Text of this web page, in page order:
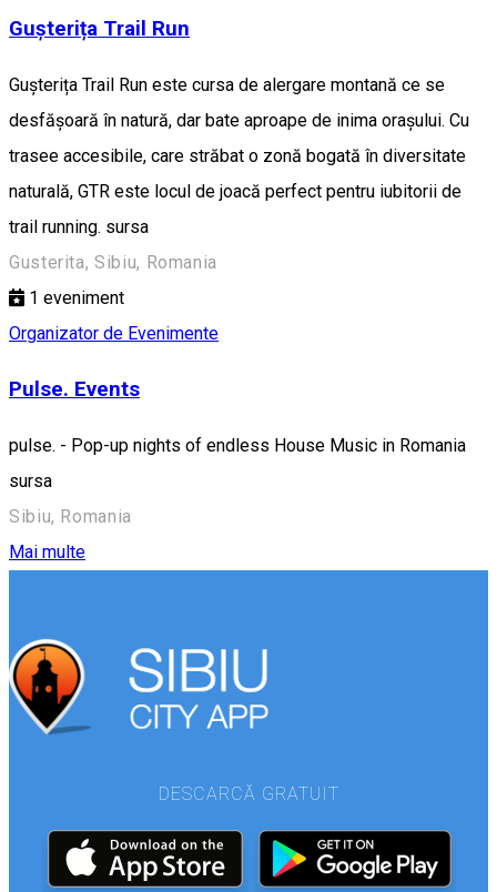
Gușterița Trail Run
Gușterița Trail Run este cursa de alergare montană ce se
desfășoară în natură, dar bate aproape de inima orașului. Cu
trasee accesibile, care străbat o zonă bogată în diversitate
naturală, GTR este locul de joacă perfect pentru iubitorii de
trail running. sursa
Gusterita, Sibiu, Romania
1 eveniment
Organizator de Evenimente
Pulse. Events
pulse. - Pop-up nights of endless House Music in Romania
sursa
Sibiu, Romania
Mai multe
DESCARCĂ GRATUIT